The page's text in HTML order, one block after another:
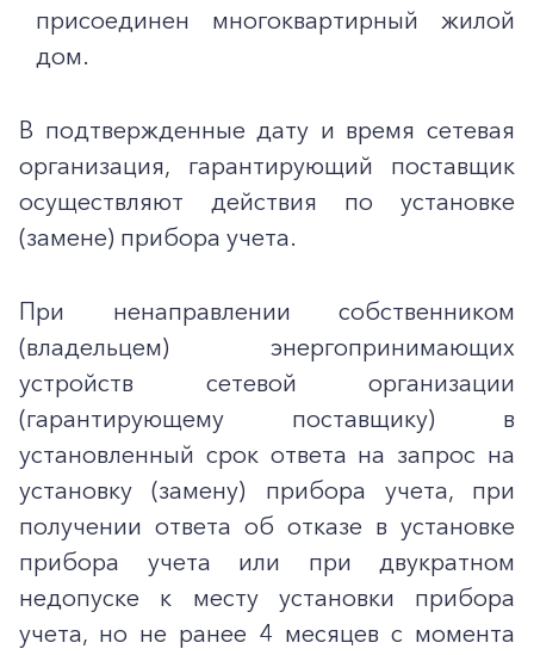
присоединен многоквартирный жилой
дом.
В подтвержденные дату и время сетевая
организация, гарантирующий поставщик
осуществляют действия по установке
(замене) прибора учета.
При ненаправлении собственником
(владельцем) энергопринимающих
устройств сетевой организации
(гарантирующему поставщику) в
установленный срок ответа на запрос на
установку (замену) прибора учета, при
получении ответа об отказе в установке
прибора учета или при двукратном
недопуске к месту установки прибора
учета, но не ранее 4 месяцев с момента